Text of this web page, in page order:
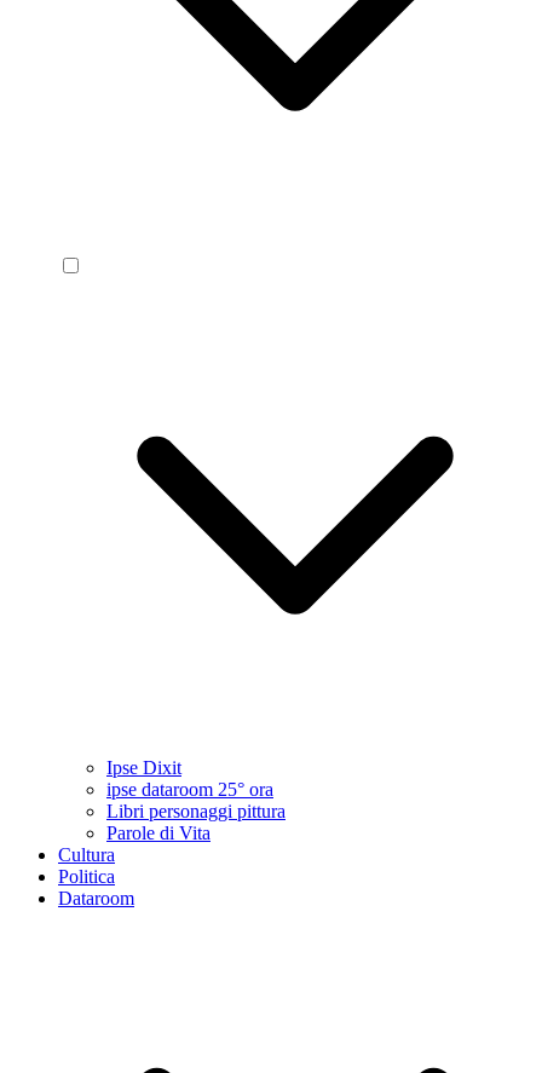
Ipse Dixit
ipse dataroom 25° ora
Libri personaggi pittura
Parole di Vita
Cultura
Politica
Dataroom